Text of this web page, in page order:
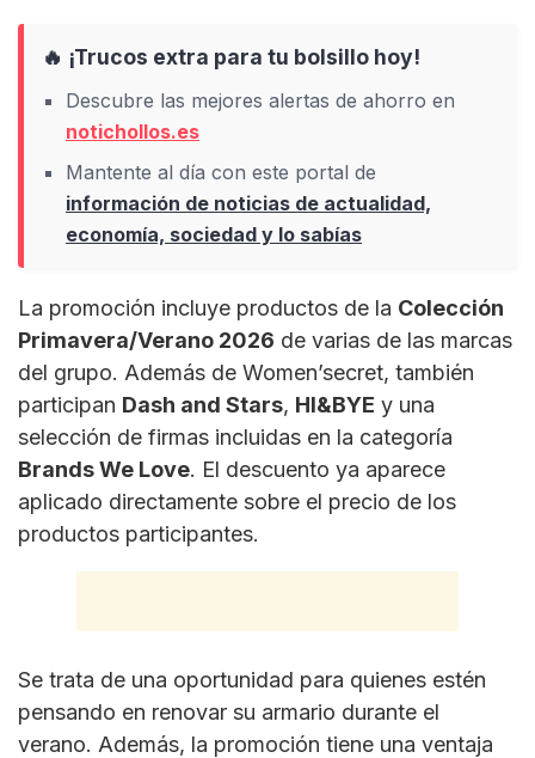
🔥 ¡Trucos extra para tu bolsillo hoy!
Descubre las mejores alertas de ahorro en
notichollos.es
Mantente al día con este portal de
información de noticias de actualidad,
economía, sociedad y lo sabías
La promoción incluye productos de la Colección
Primavera/Verano 2026 de varias de las marcas
del grupo. Además de Women’secret, también
participan Dash and Stars, HI&BYE y una
selección de firmas incluidas en la categoría
Brands We Love. El descuento ya aparece
aplicado directamente sobre el precio de los
productos participantes.
Se trata de una oportunidad para quienes estén
pensando en renovar su armario durante el
verano. Además, la promoción tiene una ventaja